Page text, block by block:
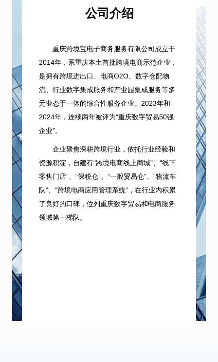
公司介绍
重庆跨境宝电子商务服务有限公司成立于
2014年，系重庆本土首批跨境电商示范企业，
是拥有跨境进出口、电商O2O、数字仓配物
流、行业数字集成服务和产业园集成服务等多
元业态于一体的综合性服务企业。2023年和
2024年，连续两年被评为“重庆数字贸易50强
企业”。
企业聚焦深耕跨境行业，依托行业经验和
资源积淀，自建有“跨境电商线上商城”、“线下
零售门店”、“保税仓”、“一般贸易仓”、“物流车
队”、“跨境电商应用管理系统”，在行业内积累
了良好的口碑，位列重庆数字贸易和电商服务
领域第一梯队。